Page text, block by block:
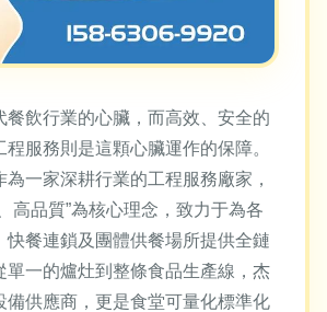
餐飲行業的心臟，而高效、安全的
服務則是這顆心臟運作的保障。
一家深耕行業的工程服務廠家，
高品質”為核心理念，致力于為各
快餐連鎖及團體供餐場所提供全鏈
單一的爐灶到整條食品生產線，杰
備供應商，更是食堂可量化標準化